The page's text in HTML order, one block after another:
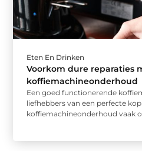
Eten En Drinken
Voorkom dure reparaties
koffiemachineonderhoud
Een goed functionerende
liefhebbers van een perfecte
koffiemachineonderhoud vaak